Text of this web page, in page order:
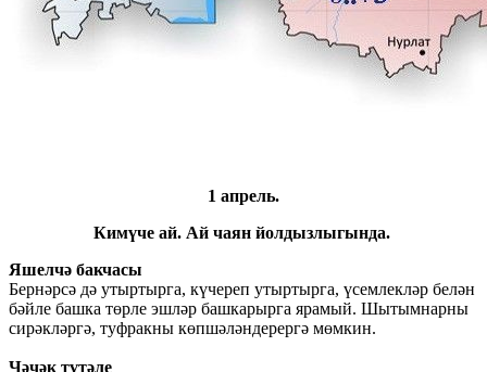
1 апрель.
Кимүче ай. Ай чаян йолдызлыгында.
Яшелчә бакчасы
Бернәрсә дә утыртырга, күчереп утыртырга, үсемлекләр белән
бәйле башка төрле эшләр башкарырга ярамый. Шытымнарны
сирәкләргә, туфракны көпшәләндерергә мөмкин.
Чәчәк түтәле